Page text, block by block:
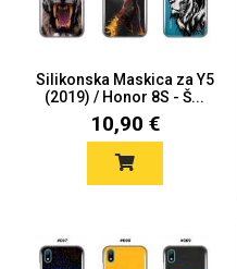
Silikonska Maskica za Y5
(2019) / Honor 8S - Š...
10,90 €